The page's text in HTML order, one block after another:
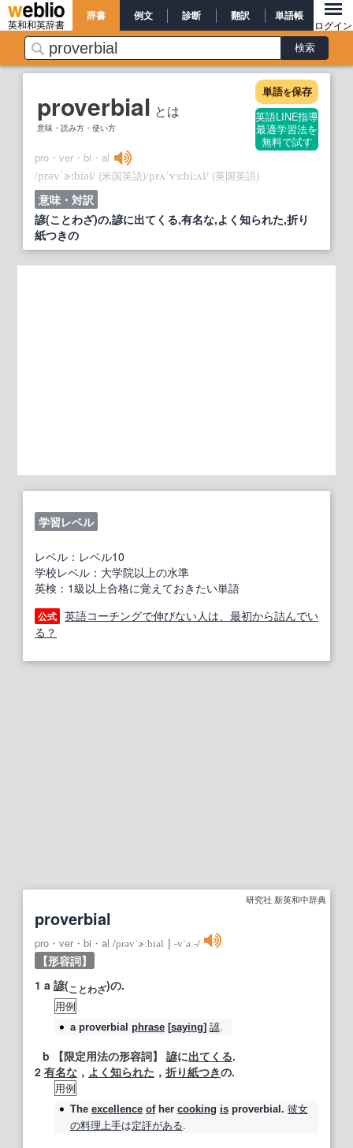
英和和英辞書
辞書 例文 診断 翻訳 単語帳
ログイン
proverbial とは
意味・読み方・使い方
単語を保存
英語LINE指導
最適学習法を
無料で試す
pro・ver・bi・al
/prəvˈɚːbiəl/ (米国英語)/prʌˈvɜ:bi:ʌl/ (英国英語)
意味・対訳
諺(ことわざ)の,諺に出てくる,有名な,よく知られた,折り
紙つきの
学習レベル
レベル：レベル10
学校レベル：大学院以上の水準
英検：1級以上合格に覚えておきたい単語
公式 英語コーチングで伸びない人は、最初から詰んでい
る？
研究社 新英和中辞典
proverbial
pro・ver・bi・al /prəvˈɚːbiəl ‐vˈəː‐/
【形容詞】
1 a 諺(こ とわざ)の.
用例
a proverbial phrase [saying] 諺.
b 【限定用法の形容詞】 諺に出てくる.
2 有名な ， よく知られた ， 折り紙つきの.
用例
The excellence ofher cooking is proverbial . 彼女
の料理上手は定評がある.